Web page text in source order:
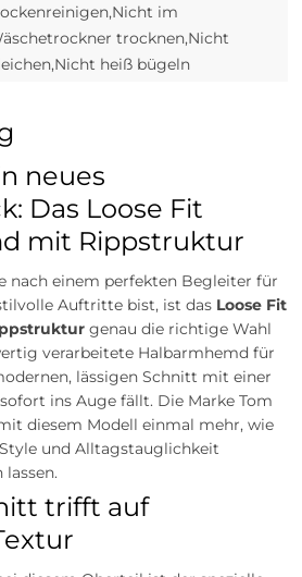
im
trocknen,Nicht
heiß bügeln
neues
Das Loose Fit
mit Rippstruktur
nach einem perfekten Begleiter für
Auftritte bist, ist das Loose Fit
genau die richtige Wahl
verarbeitete Halbarmhemd für
lässigen Schnitt mit einer
ins Auge fällt. Die Marke Tom
diesem Modell einmal mehr, wie
und Alltagstauglichkeit
trifft auf